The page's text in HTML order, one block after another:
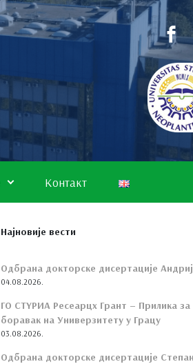
Контакт
Најновије вести
Одбрана докторске дисертације
04.08.2026.
ГО СТYРИА Ресеарцх Грант – Прилика
боравак на Универзитету у Грацу
03.08.2026.
Одбрана докторске дисертације